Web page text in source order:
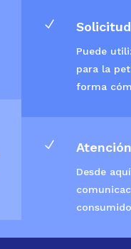
N
Puede
para la
forma
N
Desde